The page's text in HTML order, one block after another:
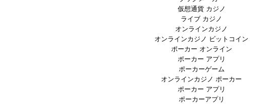
仮想通貨 カジノ
ライブ カジノ
オンラインカジノ
オンラインカジノ ビットコイン
ポーカー オンライン
ポーカー アプリ
ポーカーゲーム
オンラインカジノ ポーカー
ポーカー アプリ
ポーカーアプリ